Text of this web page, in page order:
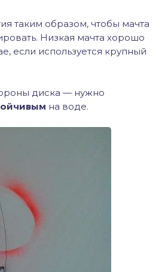
таким образом, чтобы мачта
Низкая мачта хорошо
если используется крупный
диска — нужно
на воде.